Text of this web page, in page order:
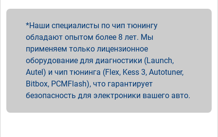
Наши специалисты по чип тюнингу
обладают опытом более 8 лет. Мы
применяем только лицензионное
оборудование для диагностики (Launch,
Autel) и чип тюнинга (Flex, Kess 3, Autotuner,
Bitbox, PCMFlash), что гарантирует
безопасность для электроники вашего авто.